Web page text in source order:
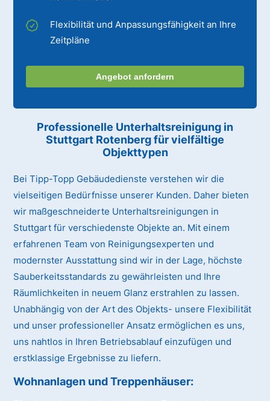
Flexibilität und Anpassungsfähigkeit an Ihre
Zeitpläne
Angebot anfordern
Professionelle Unterhaltsreinigung in
Stuttgart Rotenbergfür vielfältige
Objekttypen
Bei Tipp-Topp Gebäudedienste verstehen wir die
vielseitigen Bedürfnisse unserer Kunden. Daher bieten
wir maßgeschneiderte Unterhaltsreinigungen in
Stuttgart für verschiedenste Objekte an. Mit einem
erfahrenen Team von Reinigungsexperten und
modernster Ausstattung sind wir in der Lage, höchste
Sauberkeitsstandards zu gewährleisten und Ihre
Räumlichkeiten in neuem Glanz erstrahlen zu lassen.
Unabhängig von der Art des Objekts- unsere Flexibilität
und unser professioneller Ansatz ermöglichen es uns,
uns nahtlos in Ihren Betriebsablauf einzufügen und
erstklassige Ergebnisse zu liefern.
Wohnanlagen und Treppenhäuser: